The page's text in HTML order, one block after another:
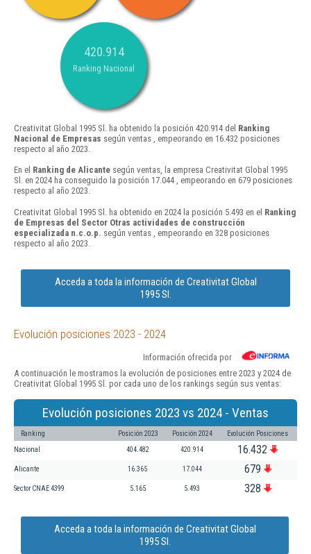
420.914
Ranking Nacional
Creativitat Global 1995 Sl. ha obtenido la posición 420.914 del Ranking
Nacional de Empresas según ventas , empeorando en 16.432 posiciones
respecto al año 2023.
En el Ranking de Alicante según ventas, la empresa Creativitat Global 1995
Sl. en 2024 ha conseguido la posición 17.044 , empeorando en 679 posiciones
respecto al año 2023.
Creativitat Global 1995 Sl. ha obtenido en 2024 la posición 5.493 en el Ranking
de Empresas del Sector Otras actividades de construcción
especializada n.c.o.p. según ventas , empeorando en 328 posiciones
respecto al año 2023.
Acceda a toda la información de Creativitat Global
1995 Sl.
Evolución posiciones 2023 - 2024
Información ofrecida por
A continuación le mostramos la evolución de posiciones entre 2023 y 2024 de
Creativitat Global 1995 Sl. por cada uno de los rankings según sus ventas:
Evolución posiciones 2023 vs 2024 - Ventas
Ranking Posición 2023 Posición 2024 Evolución Posiciones
Nacional 404.482 420.914 16.432
Alicante 16.365 17.044 679
Sector CNAE 4399 5.165 5.493 328
Acceda a toda la información de Creativitat Global
1995 Sl.